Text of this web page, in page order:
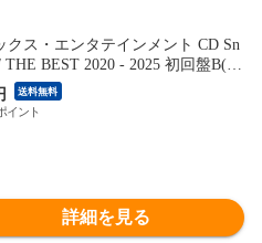
クス・エンタテインメント CD Sn
THE BEST 2020 - 2025 初回盤B(Bl
付)
送料無料
詳細を見る